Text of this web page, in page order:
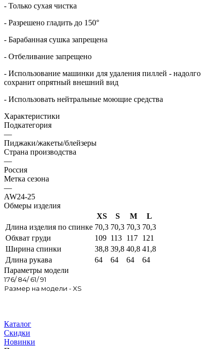
- Только сухая чистка
- Разрешено гладить до 150°
- Барабанная сушка запрещена
- Отбеливание запрещено
- Использование машинки для удаления пиллей - надолго
сохранит опрятный внешний вид
- Использовать нейтральные моющие средства
Характеристики
Подкатегория
—
Пиджаки/жакеты/блейзеры
Страна производства
—
Россия
Метка сезона
—
AW24-25
Обмеры изделия
XS
S M
L
Длина изделия по спинке 70,3 70,3 70,3 70,3
Обхват груди
109 113 117 121
Ширина спинки
38,8 39,8 40,8 41,8
Длина рукава
64 64 64
64
Параметры модели
176/ 84/ 61/ 91
Размер на модели - XS
Каталог
Скидки
Новинки